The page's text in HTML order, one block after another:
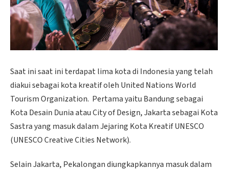
Saat ini saat ini terdapat lima kota di Indonesia yang telah
diakui sebagai kota kreatif oleh United Nations World
Tourism Organization. Pertama yaitu Bandung sebagai
Kota Desain Dunia atau City of Design, Jakarta sebagai Kota
Sastra yang masuk dalam Jejaring Kota Kreatif UNESCO
(UNESCO Creative Cities Network).
Selain Jakarta, Pekalongan diungkapkannya masuk dalam